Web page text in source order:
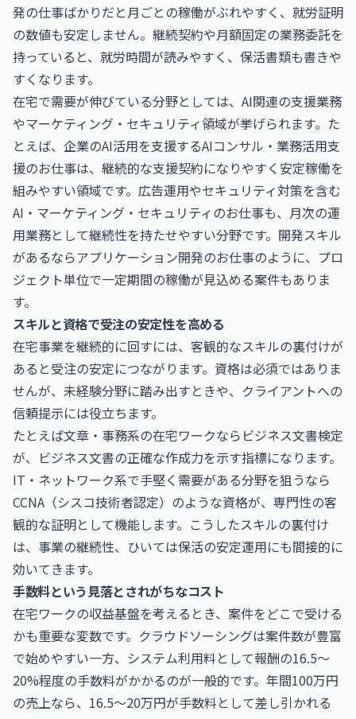
発の仕事ばかりだと月ごとの稼働がぶれやすく、就労証明
の数値も安定しません。継続契約や月額固定の業務委託を
持っていると、就労時間が読みやすく、保活書類も書きや
すくなります。
在宅で需要が伸びている分野としては、AI関連の支援業務
やマーケティング・セキュリティ領域が挙げられます。た
とえば、企業のAI活用を支援するAIコンサル・業務活用支
援のお仕事は、継続的な支援契約になりやすく安定稼働を
組みやすい領域です。広告運用やセキュリティ対策を含む
AI・マーケティング・セキュリティのお仕事も、月次の運
用業務として継続性を持たせやすい分野です。開発スキル
があるならアプリケーション開発のお仕事のように、プロ
ジェクト単位で一定期間の稼働が見込める案件もありま
す。
スキルと資格で受注の安定性を高める
在宅事業を継続的に回すには、客観的なスキルの裏付けが
あると受注の安定につながります。資格は必須ではありま
せんが、未経験分野に踏み出すときや、クライアントへの
信頼提示には役立ちます。
たとえば文章・事務系の在宅ワークなら ビジネス文書検定
が、ビジネス文書の正確な作成力を示す指標になります。
IT・ネットワーク系で手堅く需要がある分野を狙うなら
CCNA（シスコ技術者認定） のような資格が、専門性の客
観的な証明として機能します。こうしたスキルの裏付け
は、事業の継続性、ひいては保活の安定運用にも間接的に
効いてきます。
手数料という見落とされがちなコスト
在宅ワークの収益基盤を考えるとき、案件をどこで受ける
かも重要な変数です。クラウドソーシングは案件数が豊富
で始めやすい一方、システム利用料として報酬の16.5〜
20%程度の手数料がかかるのが一般的です。年間100万円
の売上なら、16.5〜20万円が手数料として差し引かれる